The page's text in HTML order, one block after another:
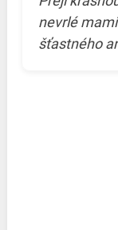
nevrlé
šťastného